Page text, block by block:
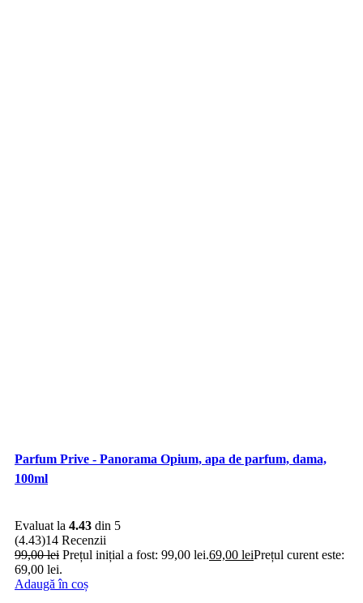
Parfum Prive - Panorama Opium, apa de parfum, dama,
100ml
Evaluat la 4.43 din 5
(4.43)14 Recenzii
99,00lei Prețul inițial a fost: 99,00 lei.69,00 leiPrețul curent este:
69,00 lei.
Adaugă în coș